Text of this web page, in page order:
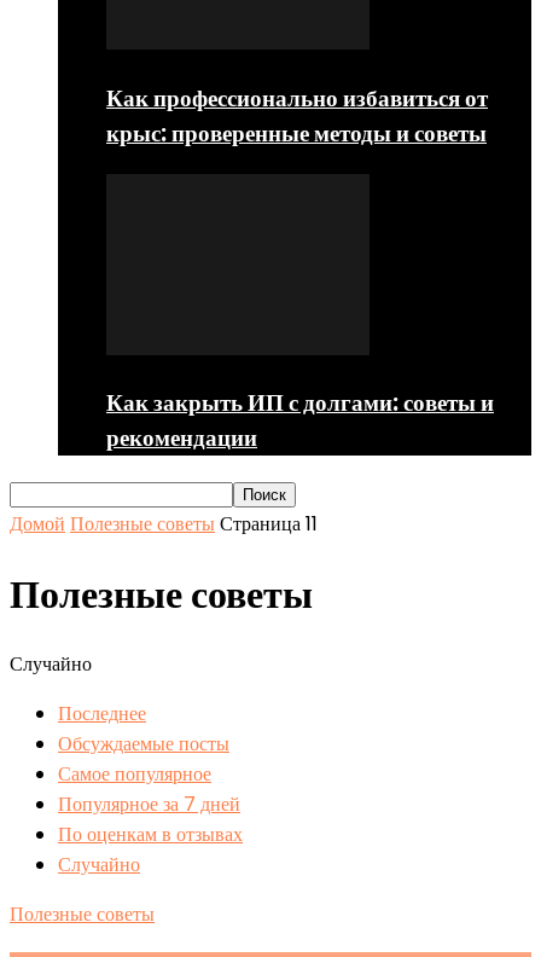
Как профессионально избавиться от
крыс: проверенные методы и советы
Как закрыть ИП с долгами: советы и
рекомендации
Домой Полезные советыСтраница 11
Полезные советы
Случайно
Последнее
Обсуждаемые посты
Самое популярное
Популярное за 7 дней
По оценкам в отзывах
Случайно
Полезные советы